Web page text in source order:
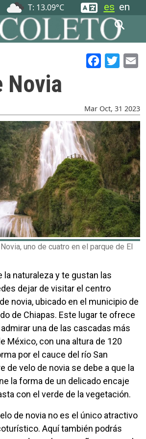
menuT: 13.09°С es en
Facebook
Twitter
Novia
Mar Oct, 31 2023
uno de cuatro en el parque de El
la naturaleza y te gustan las
dejar de visitar el centro
novia, ubicado en el municipio de
de Chiapas. Este lugar te ofrece
una de las cascadas más
México, con una altura de 120
por el cauce del río San
de velo de novia se debe a que la
la forma de un delicado encaje
con el verde de la vegetación.
de novia no es el único atractivo
Aquí también podrás